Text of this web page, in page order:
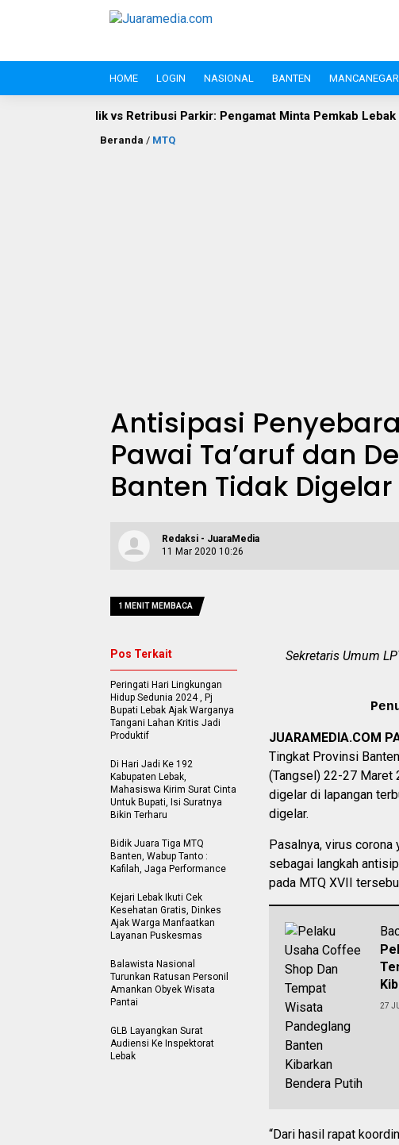
HOME LOGIN NASIONAL BANTEN
Retribusi Parkir: Pengamat Minta Pemkab Lebak Evaluasi Gate di
Beranda / MTQ
Antisipasi
Pawai Ta’aruf dan
Banten Tidak Digelar
Redaksi - JuaraMedia
11 Mar 2020 10:26
1 MENIT MEMBACA
Sekretaris Umum
JUARAMEDIA.COM
Tingkat Provinsi
(Tangsel) 22-27 Maret
digelar di lapangan
digelar.
Pasalnya, virus corona
sebagai langkah
pada MTQ XVII
27
“Dari hasil rapat
Pos Terkait
Peringati Hari Lingkungan
Hidup Sedunia 2024 , Pj
Bupati Lebak Ajak Warganya
Tangani Lahan Kritis Jadi
Produktif
Di Hari Jadi Ke 192
Kabupaten Lebak,
Mahasiswa Kirim Surat Cinta
Untuk Bupati, Isi Suratnya
Bikin Terharu
Bidik Juara Tiga MTQ
Banten, Wabup Tanto :
Kafilah, Jaga Performance
Kejari Lebak Ikuti Cek
Kesehatan Gratis, Dinkes
Ajak Warga Manfaatkan
Layanan Puskesmas
Balawista Nasional
Turunkan Ratusan Personil
Amankan Obyek Wisata
Pantai
GLB Layangkan Surat
Audiensi Ke Inspektorat
Lebak